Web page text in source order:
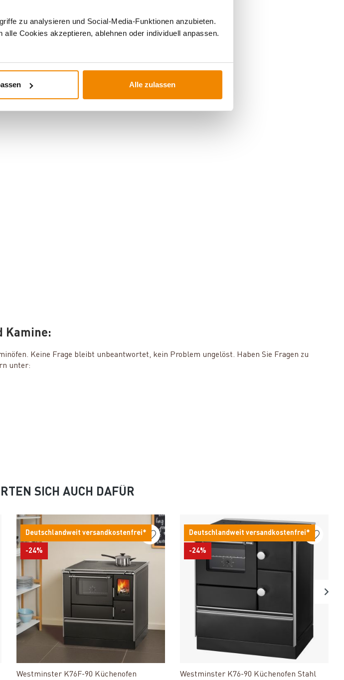
zu analysieren und Social-Media-Funktionen anzubieten.
Cookies akzeptieren, ablehnen oder individuell anpassen.
Alle zulassen
Kamine:
Keine Frage bleibt unbeantwortet, kein Problem ungelöst. Haben Sie Fragen zu
unter:
SICH AUCH DAFÜR
Deutschlandweit versandkostenfrei*
-24%
Westminster K76F-90 Küchenofen
Deutschlandweit versandkostenfrei*
-24%
Produkt ansehen
Westminster K76-90 Küchenofen Stahl